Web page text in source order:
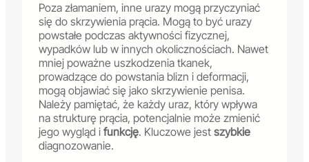
Poza złamaniem, inne urazy mogą przyczyniać
się do skrzywienia prącia. Mogą to być urazy
powstałe podczas aktywności fizycznej,
wypadków lub w innych okolicznościach. Nawet
mniej poważne uszkodzenia tkanek,
prowadzące do powstania blizn i deformacji,
mogą objawiać się jako skrzywienie penisa.
Należy pamiętać, że każdy uraz, który wpływa
na strukturę prącia, potencjalnie może zmienić
jego wygląd i funkcję. Kluczowe jest szybkie
diagnozowanie.